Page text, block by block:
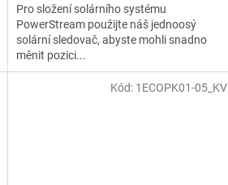
Pro složení solárního systému
PowerStream použijte náš jednoosý
solární sledovač, abyste mohli snadno
měnit pozici...
Kód: 1ECOPK01-05_KV